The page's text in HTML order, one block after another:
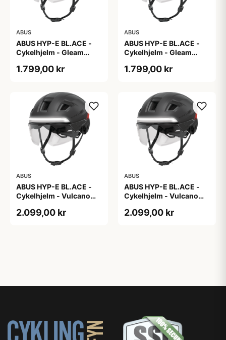
ABUS
ABUS HYP-E BL.ACE -
Cykelhjelm - Gleam
1.799,00 kr
ABUS
ABUS HYP-E BL.ACE -
Cykelhjelm - Gleam
1.799,00 kr
ABUS
ABUS HYP-E BL.ACE -
Cykelhjelm - Vulcano
2.099,00 kr
ABUS
ABUS HYP-E BL.ACE -
Cykelhjelm - Vulcano
2.099,00 kr